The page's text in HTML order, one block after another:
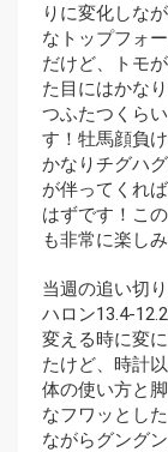
りに変化しな
なトップフォ
だけど、トモ
た目にはかな
つふたつくら
す！牡馬顔負
かなりチグハ
が伴ってくれ
はずです！こ
も非常に楽し
当週の追い切
ハロン13.4-
変える時に変
たけど、時計
体の使い方と
なフワッとし
ながらグング